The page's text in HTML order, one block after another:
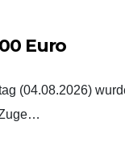
Euro
(04.08.2026)